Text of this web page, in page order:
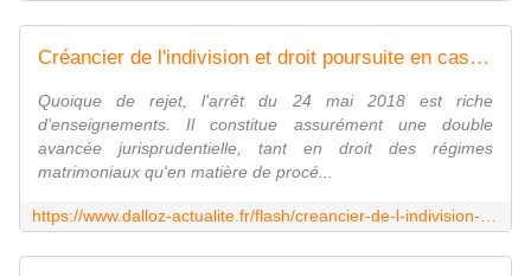
Créancier de l'indivision et droit poursuite en cas de procédure collective postérieure à la naissance de l'indivision
Quoique de rejet, l'arrêt du 24 mai 2018 est riche
d'enseignements. Il constitue assurément une double
avancée jurisprudentielle, tant en droit des régimes
matrimoniaux qu'en matière de procé...